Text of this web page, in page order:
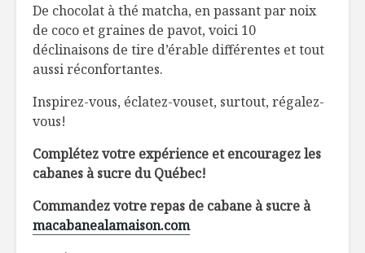
De chocolat à thé matcha, en passant par noix
de coco et graines de pavot, voici 10
déclinaisons de tire d’érable différentes et tout
aussi réconfortantes.
Inspirez-vous, éclatez-vouset, surtout, régalez-
vous!
Complétez votre expérience et encouragez les
cabanes à sucre du Québec!
Commandez votre repas de cabane à sucre à
macabanealamaison.com
Velouté de maïs et
carotte
Pouding de chia
Cuisine bistro:
bonne presse ?
SALADE